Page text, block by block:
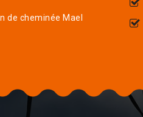
de cheminée Mael